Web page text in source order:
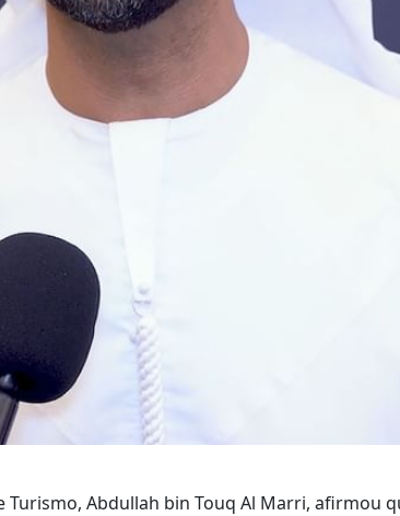
Abdullah bin Touq Al Marri, afirmou